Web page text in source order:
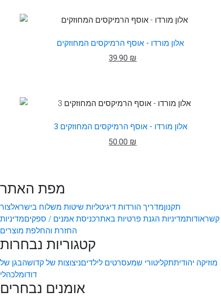
אלון מורדו - אוסף הרמיקסים המחוזקים
39.90 ₪
אלון מורדו - אוסף הרמיקסים המחוזקים 3
50.00 ₪
מפת האתר
תקנוןמדריך הורדות דיגיטליות שיטות משלוח בישראלצור
קשראודותמדיניות הגנת פרטיות באתרכניסת אמנים / ספקיםמדיניות
החזרת והחלפת מוצרים
קטגוריות נבחרות
מוזיקה יהודיתתקליטורי שמעסרטים לילדיםניצוצות של קדושהבגן של
דודומלכהלי
אומנים נבחרים